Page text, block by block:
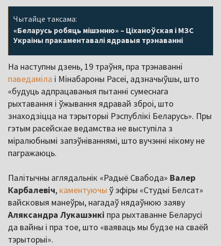
Чытайце таксама:
«Беларусь робяць мішэнню» – Ціханоўская і МЗС
Украіны пракаментавалі ядравыя трэнаванні
На наступны дзень, 19 траўня, пра трэнаванні
паведаміла і Мінабароны Расеі, адзначыўшы, што
«будуць адпрацаваныя пытанні сумеснага
рыхтавання і ўжывання ядравай зброі, што
знаходзіцца на тэрыторыі Рэспублікі Беларусь». Пры
гэтым расейскае ведамства не выступіла з
міралюбнымі запэўніваннямі, што вучэнні нікому не
пагражаюць.
Палітычны аглядальнік «Радыё Свабода» Валер
Карбалевіч, каментуючы ў эфіры «Студыі Белсат»
вайсковыя манеўры, нагадаў нядаўнюю заяву
Аляксандра Лукашэнкі пра рыхтаванне Беларусі
да вайны і пра тое, што «ваяваць мы будзе на сваёй
тэрыторыі».